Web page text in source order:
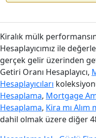
Kiralık mülk
Hesaplayıcımız ile
gerçek gelir üzerinden
Getiri Oranı Hesaplayıcı,
Hesaplayıcıları
Hesaplama, Mortgage
Hesaplama, Kira mı Alım
dahil olmak üzere diğer